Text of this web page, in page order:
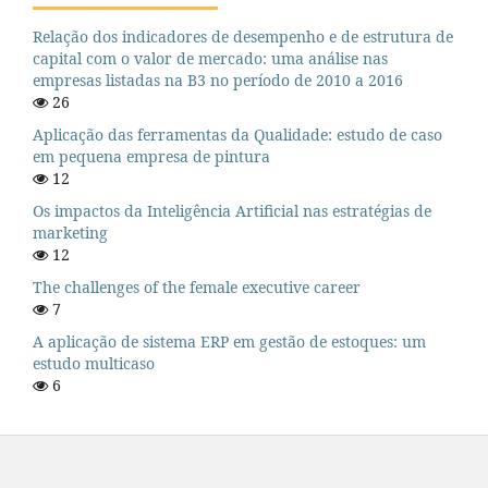
Relação dos indicadores de desempenho e de estrutura de
capital com o valor de mercado: uma análise nas
empresas listadas na B3 no período de 2010 a 2016
26
Aplicação das ferramentas da Qualidade: estudo de caso
em pequena empresa de pintura
12
Os impactos da Inteligência Artificial nas estratégias de
marketing
12
The challenges of the female executive career
7
A aplicação de sistema ERP em gestão de estoques: um
estudo multicaso
6